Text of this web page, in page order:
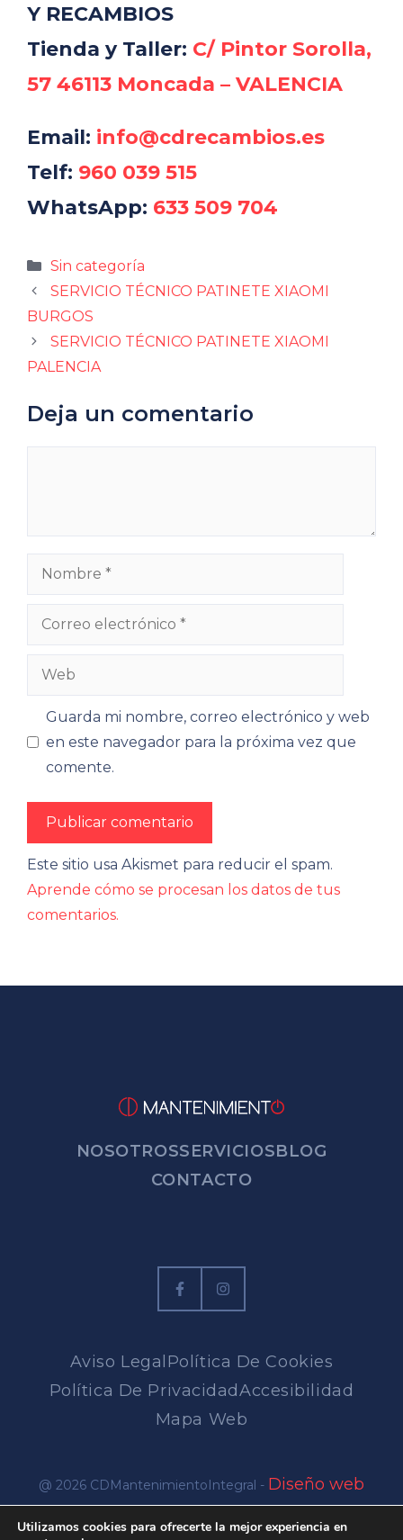
Y RECAMBIOS
Tienda y Taller: C/ Pintor Sorolla,
57 46113 Moncada – VALENCIA
Email: info@cdrecambios.es
Telf: 960 039 515
WhatsApp: 633 509 704
Categorías
Sin categoría
SERVICIO TÉCNICO PATINETE XIAOMI
BURGOS
SERVICIO TÉCNICO PATINETE XIAOMI
PALENCIA
Deja un comentario
Nombre
Correo
Web
Guarda mi nombre, correo electrónico y web
en este navegador para la próxima vez que
comente.
Este sitio usa Akismet para reducir el spam.
Aprende cómo se procesan los datos de tus
comentarios.
NOSOTROSSERVICIOSBLOG
CONTACTO
Aviso LegalPolítica De Cookies
Política De PrivacidadAccesibilidad
Mapa Web
@ 2026 CDMantenimientoIntegral - Diseño web
en Alicante
Utilizamos cookies para ofrecerte la mejor experiencia en